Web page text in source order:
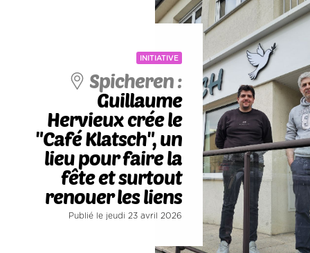
INITIATIVE
Spicheren :
Guillaume
Hervieux crée le
"Café Klatsch", un
lieu pour faire la
fête et surtout
renouer les liens
Publié le jeudi 23 avril 2026